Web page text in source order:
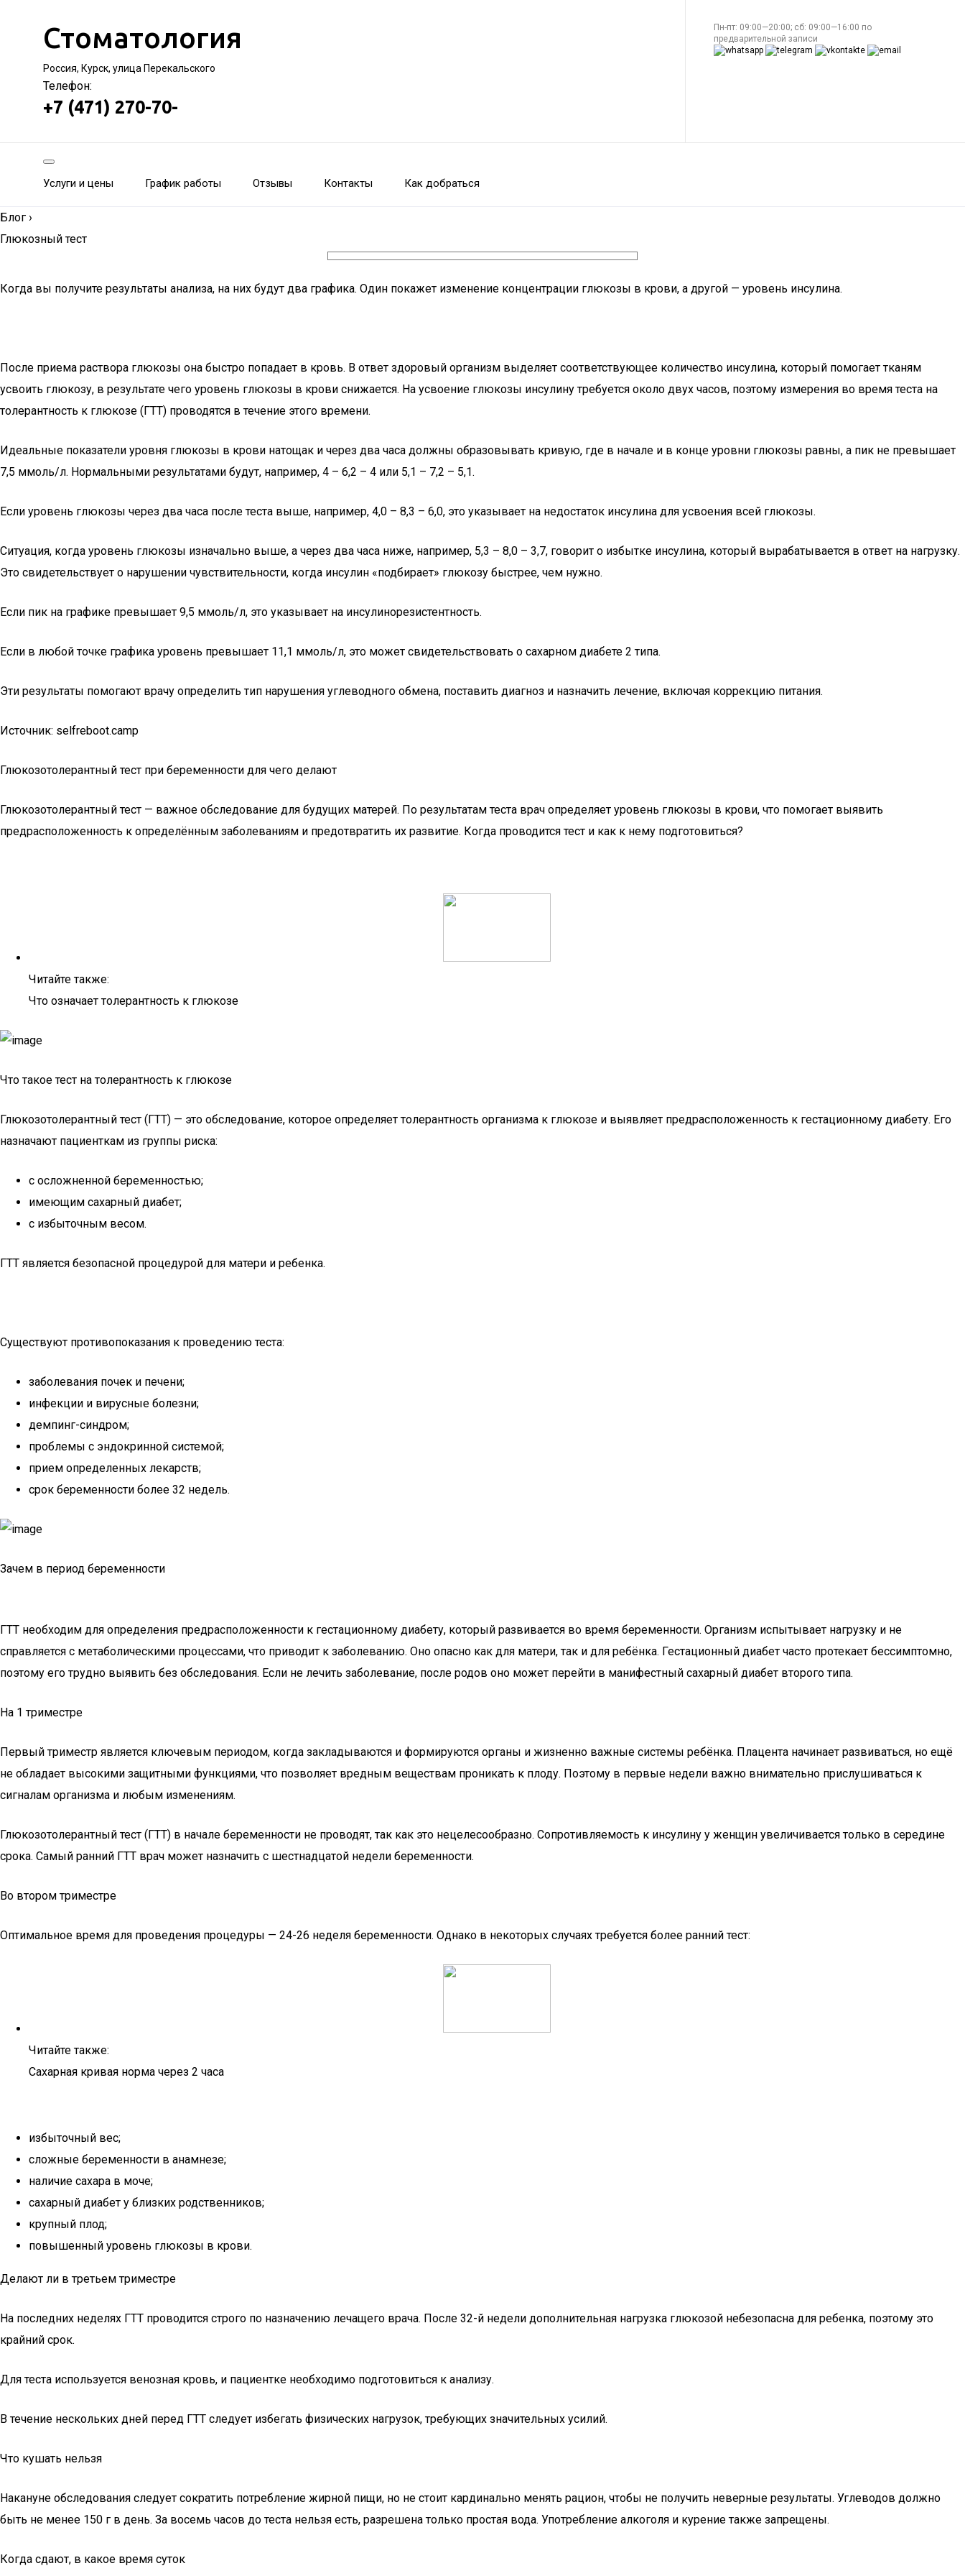
Стоматология
Россия, Курск, улица Перекальского
Телефон:
+7 (471) 270-70-
Пн-пт: 09:00—20:00; сб: 09:00—16:00 по
предварительной записи
Услуги и цены График работы Отзывы Контакты Как добраться
Блог ›
Глюкозный тест
Когда вы получите результаты анализа, на них будут два графика. Один покажет изменение концентрации глюкозы в крови, а другой — уровень инсулина.
После приема раствора глюкозы она быстро попадает в кровь. В ответ здоровый организм выделяет соответствующее количество инсулина, который помогает тканям
усвоить глюкозу, в результате чего уровень глюкозы в крови снижается. На усвоение глюкозы инсулину требуется около двух часов, поэтому измерения во время теста на
толерантность к глюкозе (ГТТ) проводятся в течение этого времени.
Идеальные показатели уровня глюкозы в крови натощак и через два часа должны образовывать кривую, где в начале и в конце уровни глюкозы равны, а пик не превышает
7,5 ммоль/л. Нормальными результатами будут, например, 4 – 6,2 – 4 или 5,1 – 7,2 – 5,1.
Если уровень глюкозы через два часа после теста выше, например, 4,0 – 8,3 – 6,0, это указывает на недостаток инсулина для усвоения всей глюкозы.
Ситуация, когда уровень глюкозы изначально выше, а через два часа ниже, например, 5,3 – 8,0 – 3,7, говорит о избытке инсулина, который вырабатывается в ответ на нагрузку.
Это свидетельствует о нарушении чувствительности, когда инсулин «подбирает» глюкозу быстрее, чем нужно.
Если пик на графике превышает 9,5 ммоль/л, это указывает на инсулинорезистентность.
Если в любой точке графика уровень превышает 11,1 ммоль/л, это может свидетельствовать о сахарном диабете 2 типа.
Эти результаты помогают врачу определить тип нарушения углеводного обмена, поставить диагноз и назначить лечение, включая коррекцию питания.
Источник: selfreboot.camp
Глюкозотолерантный тест при беременности для чего делают
Глюкозотолерантный тест — важное обследование для будущих матерей. По результатам теста врач определяет уровень глюкозы в крови, что помогает выявить
предрасположенность к определённым заболеваниям и предотвратить их развитие. Когда проводится тест и как к нему подготовиться?
Читайте также:
Что означает толерантность к глюкозе
Что такое тест на толерантность к глюкозе
Глюкозотолерантный тест (ГТТ) — это обследование, которое определяет толерантность организма к глюкозе и выявляет предрасположенность к гестационному диабету. Его
назначают пациенткам из группы риска:
с осложненной беременностью;
имеющим сахарный диабет;
с избыточным весом.
ГТТ является безопасной процедурой для матери и ребенка.
Существуют противопоказания к проведению теста:
заболевания почек и печени;
инфекции и вирусные болезни;
демпинг-синдром;
проблемы с эндокринной системой;
прием определенных лекарств;
срок беременности более 32 недель.
Зачем в период беременности
ГТТ необходим для определения предрасположенности к гестационному диабету, который развивается во время беременности. Организм испытывает нагрузку и не
справляется с метаболическими процессами, что приводит к заболеванию. Оно опасно как для матери, так и для ребёнка. Гестационный диабет часто протекает бессимптомно,
поэтому его трудно выявить без обследования. Если не лечить заболевание, после родов оно может перейти в манифестный сахарный диабет второго типа.
На 1 триместре
Первый триместр является ключевым периодом, когда закладываются и формируются органы и жизненно важные системы ребёнка. Плацента начинает развиваться, но ещё
не обладает высокими защитными функциями, что позволяет вредным веществам проникать к плоду. Поэтому в первые недели важно внимательно прислушиваться к
сигналам организма и любым изменениям.
Глюкозотолерантный тест (ГТТ) в начале беременности не проводят, так как это нецелесообразно. Сопротивляемость к инсулину у женщин увеличивается только в середине
срока. Самый ранний ГТТ врач может назначить с шестнадцатой недели беременности.
Во втором триместре
Оптимальное время для проведения процедуры — 24-26 неделя беременности. Однако в некоторых случаях требуется более ранний тест:
Читайте также:
Сахарная кривая норма через 2 часа
избыточный вес;
сложные беременности в анамнезе;
наличие сахара в моче;
сахарный диабет у близких родственников;
крупный плод;
повышенный уровень глюкозы в крови.
Делают ли в третьем триместре
На последних неделях ГТТ проводится строго по назначению лечащего врача. После 32-й недели дополнительная нагрузка глюкозой небезопасна для ребенка, поэтому это
крайний срок.
Для теста используется венозная кровь, и пациентке необходимо подготовиться к анализу.
В течение нескольких дней перед ГТТ следует избегать физических нагрузок, требующих значительных усилий.
Что кушать нельзя
Накануне обследования следует сократить потребление жирной пищи, но не стоит кардинально менять рацион, чтобы не получить неверные результаты. Углеводов должно
быть не менее 150 г в день. За восемь часов до теста нельзя есть, разрешена только простая вода. Употребление алкоголя и курение также запрещены.
Когда сдают, в какое время суток